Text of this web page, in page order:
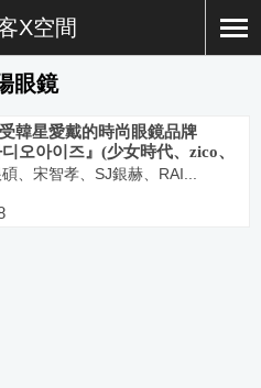
X空間
眼鏡
韓星愛戴的時尚眼鏡品牌
디오아이즈』(少女時代、zico、
、BTOB等)
、宋智孝、SJ銀赫、RAI...